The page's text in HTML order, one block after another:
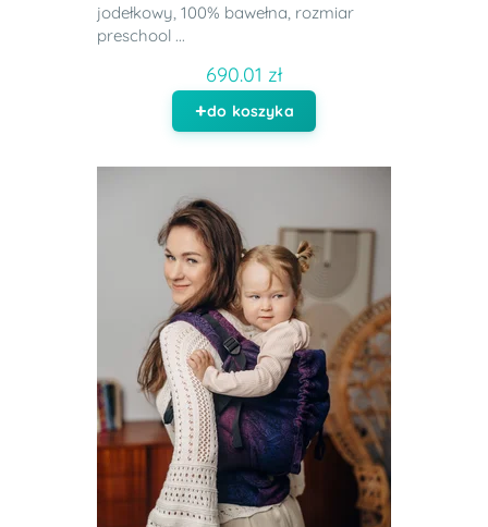
jodełkowy, 100% bawełna, rozmiar
preschool ...
690.01 zł
do koszyka